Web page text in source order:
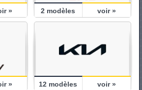
» 2 modèles voir »
» 12 modèles voir »